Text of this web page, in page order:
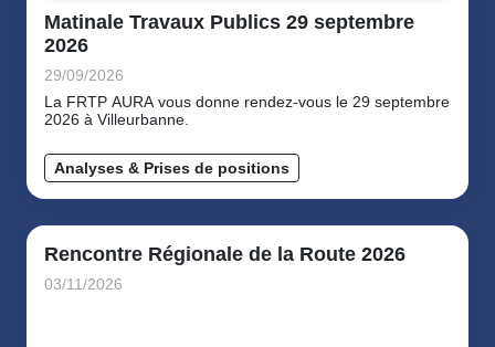
Matinale Travaux Publics 29 septembre
2026
29/09/2026
La FRTP AURA vous donne rendez-vous le 29 septembre
2026 à Villeurbanne.
Analyses & Prises de positions
Rencontre Régionale de la Route 2026
03/11/2026